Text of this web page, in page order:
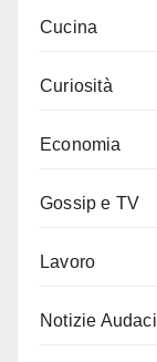
Cucina
Curiosità
Economia
Gossip e TV
Lavoro
Notizie Audaci